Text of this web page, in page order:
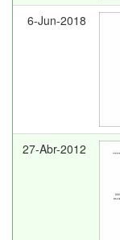
6-Jun-2018
27-Abr-2012